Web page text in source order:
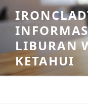
Skip
to
content
LIBURAN
KETAHUI